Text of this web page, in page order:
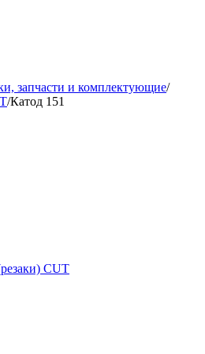
запчасти и комплектующие/
/Катод 151
CUT